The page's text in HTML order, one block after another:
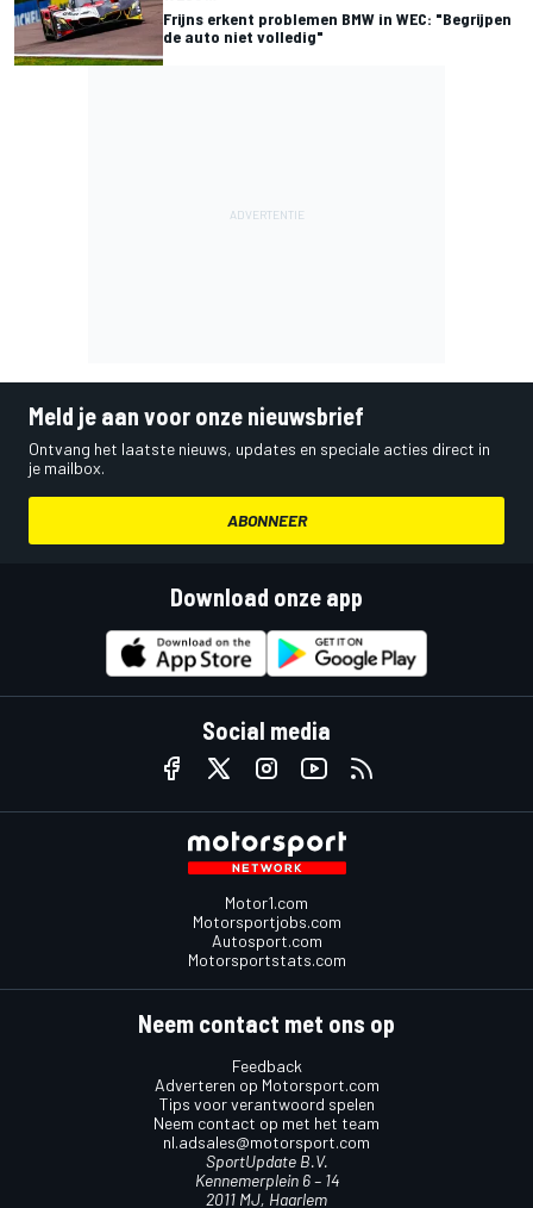
Frijns erkent problemen BMW in WEC: "Begrijpen
de auto niet volledig"
Meld je aan voor onze nieuwsbrief
Ontvang het laatste nieuws, updates en speciale acties direct in
je mailbox.
ABONNEER
Download onze app
Social media
Motor1.com
Motorsportjobs.com
Autosport.com
Motorsportstats.com
Neem contact met ons op
Feedback
Adverteren op Motorsport.com
Tips voor verantwoord spelen
Neem contact op met het team
nl.adsales@motorsport.com
SportUpdate B.V.
Kennemerplein 6 – 14
2011 MJ, Haarlem